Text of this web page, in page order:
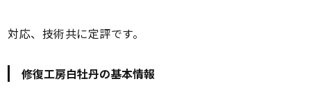
対応、技術共に定評です。
修復工房白牡丹の基本情報